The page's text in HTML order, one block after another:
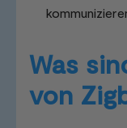
Was
von